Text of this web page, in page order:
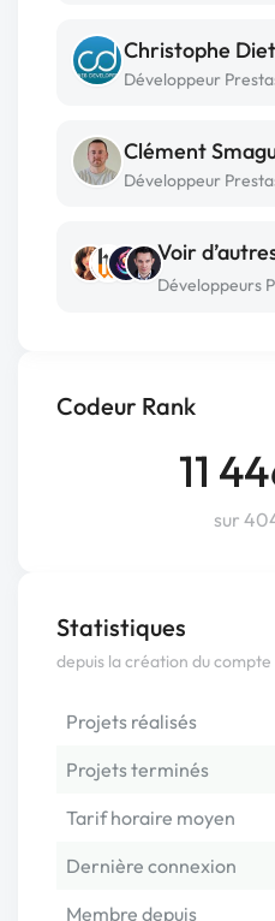
Codeur Rank
11
sur
Statistiques
depuis la création du compte
Projets réalisés
Projets terminés
Tarif horaire moyen
Dernière connexion
Membre depuis
Christophe
Développeur
Clément
Voir
Développeurs